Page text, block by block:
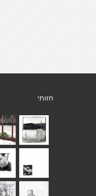
חזותי